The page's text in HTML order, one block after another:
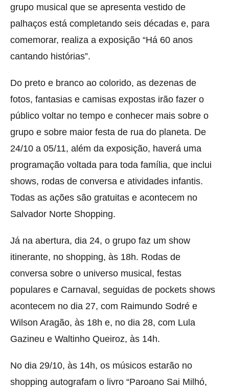
grupo musical que se apresenta vestido de
palhaços está completando seis décadas e, para
comemorar, realiza a exposição “Há 60 anos
cantando histórias”.
Do preto e branco ao colorido, as dezenas de
fotos, fantasias e camisas expostas irão fazer o
público voltar no tempo e conhecer mais sobre o
grupo e sobre maior festa de rua do planeta. De
24/10 a 05/11, além da exposição, haverá uma
programação voltada para toda família, que inclui
shows, rodas de conversa e atividades infantis.
Todas as ações são gratuitas e acontecem no
Salvador Norte Shopping.
Já na abertura, dia 24, o grupo faz um show
itinerante, no shopping, às 18h. Rodas de
conversa sobre o universo musical, festas
populares e Carnaval, seguidas de pockets shows
acontecem no dia 27, com Raimundo Sodré e
Wilson Aragão, às 18h e, no dia 28, com Lula
Gazineu e Waltinho Queiroz, às 14h.
No dia 29/10, às 14h, os músicos estarão no
shopping autografam o livro “Paroano Sai Milhó,